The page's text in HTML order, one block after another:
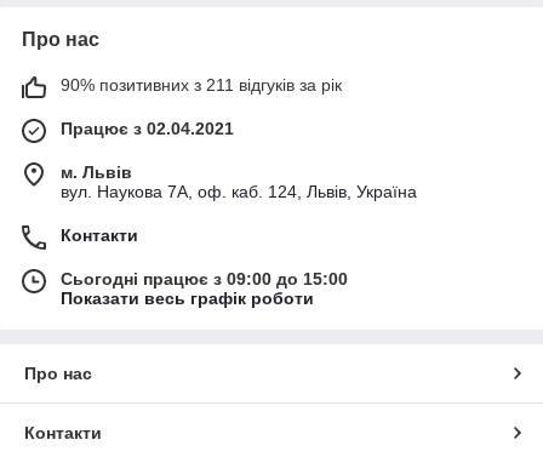
Про нас
90% позитивних з 211 відгуків за рік
Працює з 02.04.2021
м. Львів
вул. Наукова 7А, оф. каб. 124, Львів, Україна
Контакти
Сьогодні працює з 09:00 до 15:00
Показати весь графік роботи
Про нас
Контакти